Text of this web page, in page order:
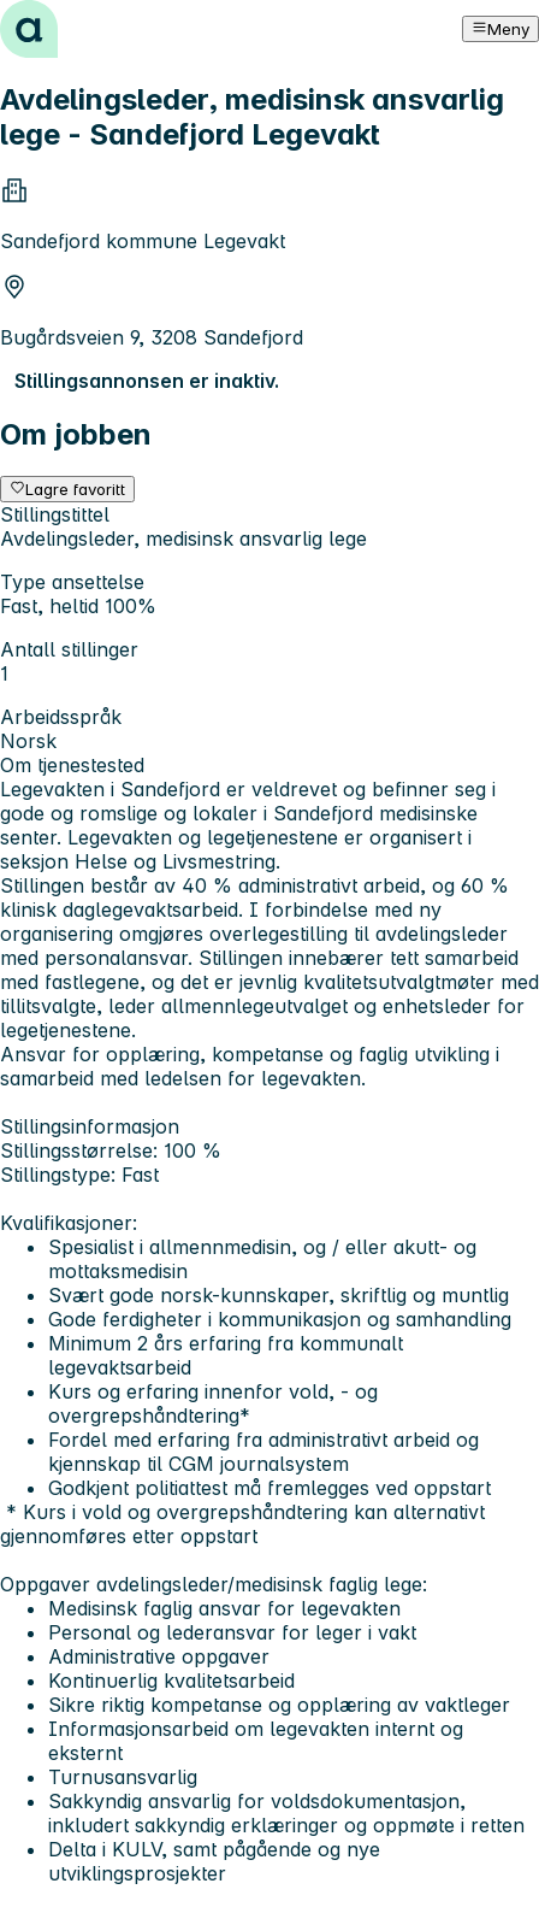
Hopp til innhold Meny
Avdelingsleder, medisinsk ansvarlig
lege - Sandefjord Legevakt
Sandefjord kommune Legevakt
Bugårdsveien 9, 3208 Sandefjord
Stillingsannonsen er inaktiv.
Om jobben
Lagre favoritt
Stillingstittel
Avdelingsleder, medisinsk ansvarlig lege
Type ansettelse
Fast, heltid 100%
Antall stillinger
1
Arbeidsspråk
Norsk
Om tjenestested
Legevakten i Sandefjord er veldrevet og befinner seg i
gode og romslige og lokaler i Sandefjord medisinske
senter. Legevakten og legetjenestene er organisert i
seksjon Helse og Livsmestring.
Stillingen består av 40 % administrativt arbeid, og 60 %
klinisk daglegevaktsarbeid. I forbindelse med ny
organisering omgjøres overlegestilling til avdelingsleder
med personalansvar. Stillingen innebærer tett samarbeid
med fastlegene, og det er jevnlig kvalitetsutvalgtmøter med
tillitsvalgte, leder allmennlegeutvalget og enhetsleder for
legetjenestene.
Ansvar for opplæring, kompetanse og faglig utvikling i
samarbeid med ledelsen for legevakten.
Stillingsinformasjon
Stillingsstørrelse: 100 %
Stillingstype: Fast
Kvalifikasjoner:
Spesialist i allmennmedisin, og / eller akutt- og
mottaksmedisin
Svært gode norsk-kunnskaper, skriftlig og muntlig
Gode ferdigheter i kommunikasjon og samhandling
Minimum 2 års erfaring fra kommunalt
legevaktsarbeid
Kurs og erfaring innenfor vold, - og
overgrepshåndtering*
Fordel med erfaring fra administrativt arbeid og
kjennskap til CGM journalsystem
Godkjent politiattest må fremlegges ved oppstart
* Kurs i vold og overgrepshåndtering kan alternativt
gjennomføres etter oppstart
Oppgaver avdelingsleder/medisinsk faglig lege:
Medisinsk faglig ansvar for legevakten
Personal og lederansvar for leger i vakt
Administrative oppgaver
Kontinuerlig kvalitetsarbeid
Sikre riktig kompetanse og opplæring av vaktleger
Informasjonsarbeid om legevakten internt og
eksternt
Turnusansvarlig
Sakkyndig ansvarlig for voldsdokumentasjon,
inkludert sakkyndig erklæringer og oppmøte i retten
Delta i KULV, samt pågående og nye
utviklingsprosjekter